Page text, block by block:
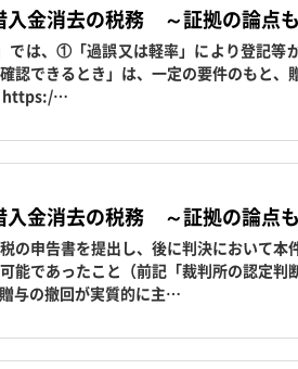
入金消去の税務 ～証拠の論点
では、①「過誤又は軽率」により登記等
認できるとき」は、一定の要件のもと、
https:/…
入金消去の税務 ～証拠の論点
の申告書を提出し、後に判決において本
能であったこと（前記「裁判所の認定判
与の撤回が実質的に主…